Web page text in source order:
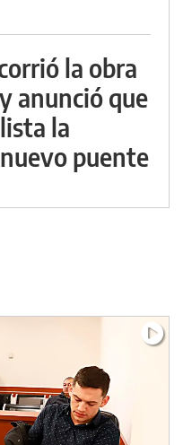
la obra
anunció que
la
puente